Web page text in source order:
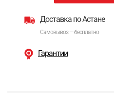
Доставка по Астане
Самовывоз — бесплатно
Гарантии